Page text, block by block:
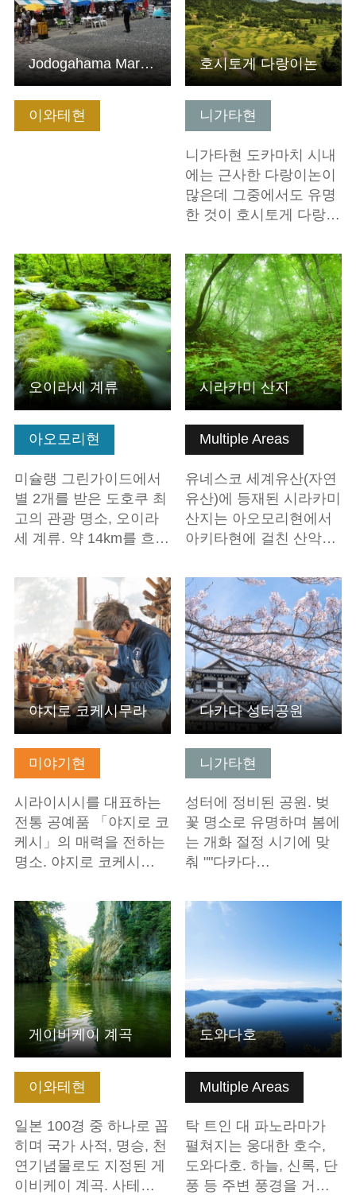
이와테현
Jodogahama Marine House
니가타현
니가타현 도카마치 시내
에는 근사한 다랑이논이
많은데 그중에서도 유명
한 것이 호시토게 다랑…
호시토게 다랑이논
아오모리현
미슐랭 그린가이드에서
별 2개를 받은 도호쿠 최
고의 관광 명소, 오이라
세 계류. 약 14km를 흐…
기본정보 보기
오이라세 계류
Multiple Areas
유네스코 세계유산(자연
유산)에 등재된 시라카미
산지는 아오모리현에서
아키타현에 걸친 산악…
기본정보 보기
시라카미 산지
미야기현
시라이시시를 대표하는
전통 공예품 「야지로 코
케시」의 매력을 전하는
명소. 야지로 코케시…
기본정보 보기
야지로 코케시무라
니가타현
성터에 정비된 공원. 벚
꽃 명소로 유명하며 봄에
는 개화 절정 시기에 맞
춰 ""다카다…
기본정보 보기
다카다 성터공원
이와테현
일본 100경 중 하나로 꼽
히며 국가 사적, 명승, 천
연기념물로도 지정된 게
이비케이 계곡. 사테…
기본정보 보기
게이비케이 계곡
Multiple Areas
탁 트인 대 파노라마가
펼쳐지는 웅대한 호수,
도와다호. 하늘, 신록, 단
풍 등 주변 풍경을 거…
기본정보 보기
도와다호